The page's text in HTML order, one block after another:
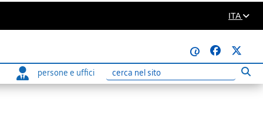
ITA
@
persone e uffici
Ricerca